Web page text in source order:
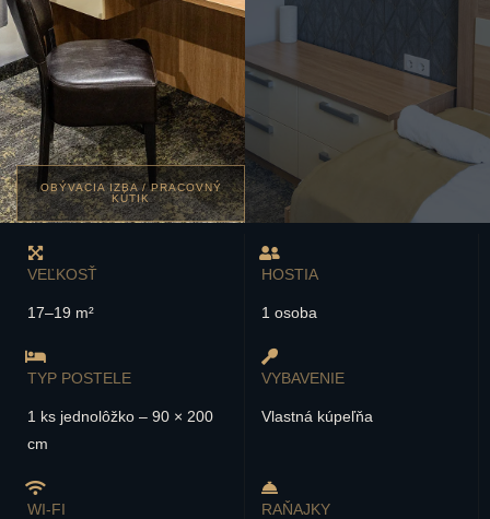
OBÝVACIA IZBA / PRACOVNÝ
KÚTIK
VEĽKOSŤ
17–19 m²
HOSTIA
1 osoba
TYP POSTELE
1 ks jednolôžko – 90 × 200
cm
VYBAVENIE
Vlastná kúpeľňa
WI-FI RAŇAJKY